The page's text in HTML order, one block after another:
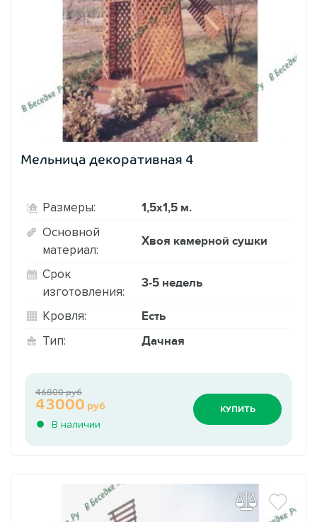
Мельница декоративная 4
Размеры: 1,5х1,5 м.
Основной
материал:
Хвоя камерной сушки
Срок
изготовления:
3-5 недель
Кровля: Есть
Тип: Дачная
В наличии
43000 руб
46800 руб
КУПИТЬ